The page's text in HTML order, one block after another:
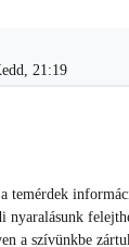
21:19
temérdek
nyaralásunk
a szívünkbe